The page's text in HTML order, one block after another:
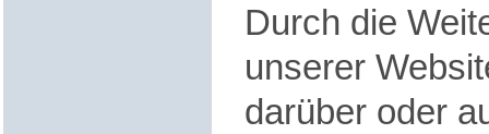
Durch die
unserer
darüber oder